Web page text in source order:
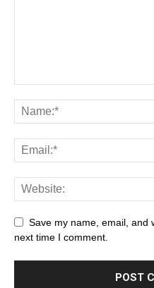
Save my name, email, and
next time I comment.